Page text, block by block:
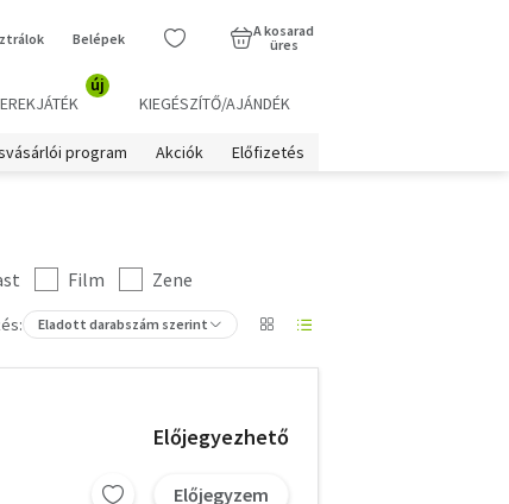
Belépek
A kosarad
üres
új
KIEGÉSZÍTŐ/AJÁNDÉK
program Akciók Előfizetés
Film
Zene
Eladott darabszám szerint
Előjegyezhető
Előjegyzem